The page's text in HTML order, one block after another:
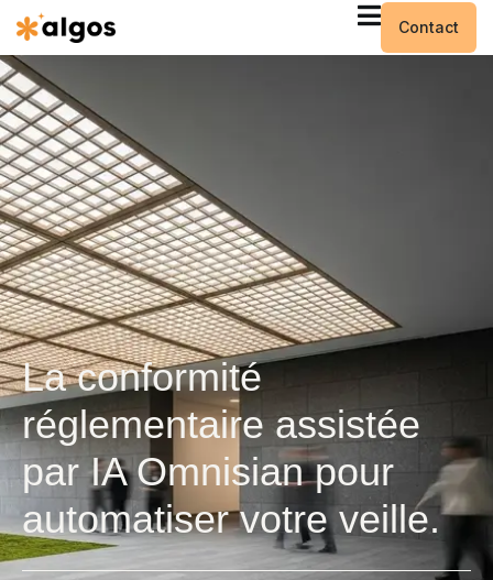
Contact
La conformité
réglementaire assistée
par IA Omnisian pour
automatiser votre veille.